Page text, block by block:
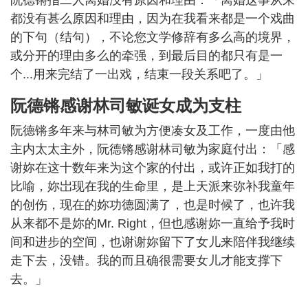
都没有甚么原因和理由，因为在我看来都是一个戏曲
的下句（结句），不论您文学修辞有多么高的境界，
或分开的理由多么的牵强，到最后目的都只有是一
个...用来完结了一出戏，结束一段关系吧了。」
阮德锵感谢林司敏诞女成为支柱
阮德锵多年来与林司敏为方便凑女及工作，一度由他
主内太太主外，阮德锵感谢林司敏为家庭付出：「感
谢妳在这十数年来为这个家的付出，或许正如我打的
比喻，妳岀现在我的生命里，是上天派来弥补我童年
的创伤，现在的妳功德圆满了，也是时候了，也许我
从来都不是妳的Mr. Right，但也感谢妳一直给予我时
间和进步的空间，也谢谢妳留下了女儿来陪伴我继续
走下去，没错。我的而且确很需要女儿才能支撑下
去。」